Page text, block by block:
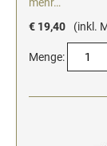
mehr…
€ 19,40
(inkl.
Menge: